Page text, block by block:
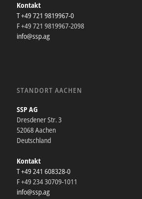
Kontakt
T +49 721 9819967-0
F +49 721 9819967-2098
info@ssp.ag
STANDORT AACHEN
SSP AG
Dresdener Str. 3
52068 Aachen
Deutschland
Kontakt
T +49 241 608328-0
F +49 234 30709-1011
info@ssp.ag